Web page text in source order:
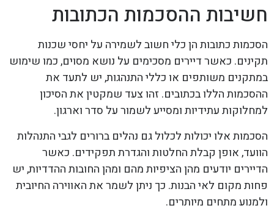
חשיבות ההסכמות הכתובות
הסכמות כתובות הן כלי חשוב לשמירה על יחסי שכנות
תקינים. כאשר דיירים מסכימים על נושא מסוים, כמו שימוש
במתקנים משותפים או כללי התנהגות, יש לתעד את
ההסכמות הללו בכתובים. זהו צעד שמקטין את הסיכון
למחלוקות עתידיות ומסייע לשמור על סדר וארגון.
הסכמות אלו יכולות לכלול גם נהלים ברורים לגבי התנהלות
הוועד, אופן קבלת החלטות והגדרת תפקידים. כאשר
הדיירים יודעים מהן הציפיות מהם ומהן החובות ההדדיות, יש
פחות מקום לאי הבנות. כך ניתן לשמר את האווירה החיובית
ולמנוע מתחים מיותרים.